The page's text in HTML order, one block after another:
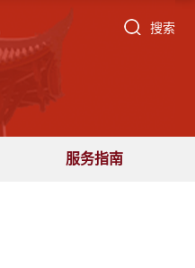
搜索
服务指南